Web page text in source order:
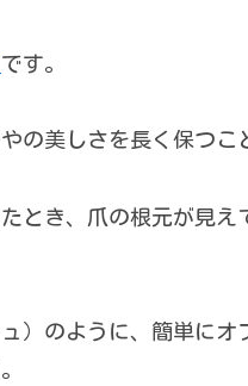
です。
の美しさを長く保つこ
とき、爪の根元が見
）のように、簡単に